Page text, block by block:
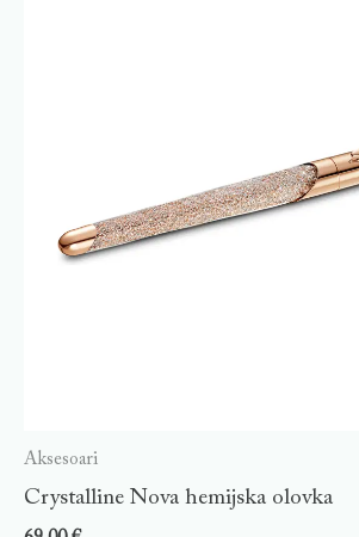
Aksesoari
Crystalline Nova hemijska olovka